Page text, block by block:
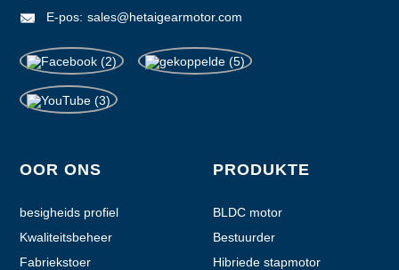
E-pos: sales@hetaigearmotor.com
OOR ONS
besigheids profiel
Kwaliteitsbeheer
Fabriekstoer
PRODUKTE
BLDC motor
Bestuurder
Hibriede stapmotor